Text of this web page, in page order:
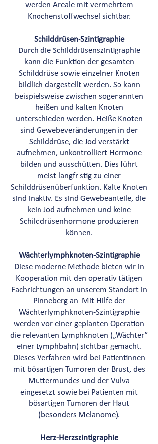
werden Areale mit vermehrtem
Knochenstoffwechsel sichtbar.
Schilddrüsen-Szintigraphie
Durch die Schilddrüsenszintigraphie
kann die Funktion der gesamten
Schilddrüse sowie einzelner Knoten
bildlich dargestellt werden. So kann
beispielsweise zwischen sogenannten
heißen und kalten Knoten
unterschieden werden. Heiße Knoten
sind Gewebeveränderungen in der
Schilddrüse, die Jod verstärkt
aufnehmen, unkontrolliert Hormone
bilden und ausschütten. Dies führt
meist langfristig zu einer
Schilddrüsenüberfunktion. Kalte Knoten
sind inaktiv. Es sind Gewebeanteile, die
kein Jod aufnehmen und keine
Schilddrüsenhormone produzieren
können.
Wächterlymphknoten-Szintigraphie
Diese moderne Methode bieten wir in
Kooperation mit den operativ tätigen
Fachrichtungen an unserem Standort in
Pinneberg an. Mit Hilfe der
Wächterlymphknoten-Szintigraphie
werden vor einer geplanten Operation
die relevanten Lymphknoten („Wächter“
einer Lymphbahn) sichtbar gemacht.
Dieses Verfahren wird bei Patientinnen
mit bösartigen Tumoren der Brust, des
Muttermundes und der Vulva
eingesetzt sowie bei Patienten mit
bösartigen Tumoren der Haut
(besonders Melanome).
Herz-Herzszintigraphie